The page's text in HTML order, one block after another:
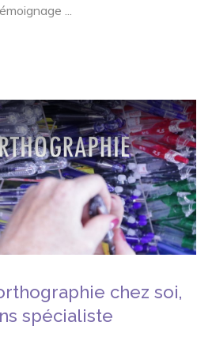
chez soi,
spécialiste